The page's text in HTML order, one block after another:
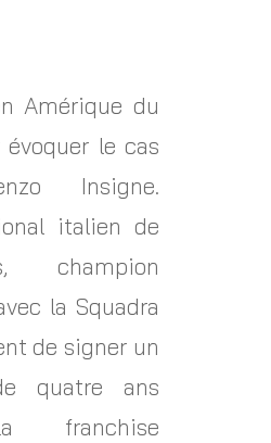
Amérique du
évoquer le cas
Insigne.
italien de
champion
la Squadra
de signer un
quatre ans
franchise